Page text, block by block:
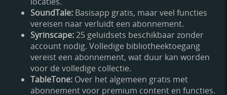
SoundTale: Basisapp gratis, maar veel functies
vereisen naar verluidt een abonnement.
Syrinscape:25 geluidsets beschikbaar zonder
account nodig. Volledige bibliotheektoegang
vereist een abonnement, wat duur kan worden
voor de volledige collectie.
TableTone: Over het algemeen gratis met
abonnement voor premium content en functies.